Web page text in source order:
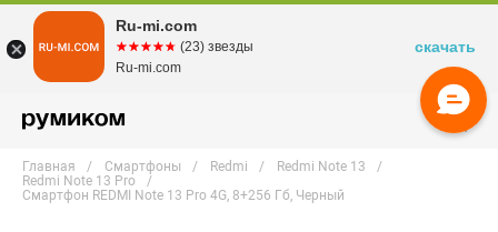
Главная Смартфоны Redmi
Redmi Note 13
Redmi Note 13 Pro
Смартфон REDMI Note 13 Pro 4G, 8+256 Гб, Черный
Ru-mi.com
☆☆☆☆☆
★★★★★ (23) звезды
Ru-mi.com
скачать